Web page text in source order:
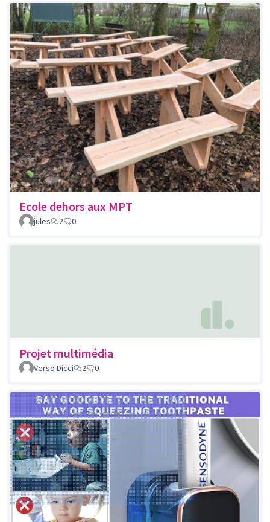
Ecole dehors aux MPT
jules 2 0
Projet multimédia
Verso Dicci 2 0